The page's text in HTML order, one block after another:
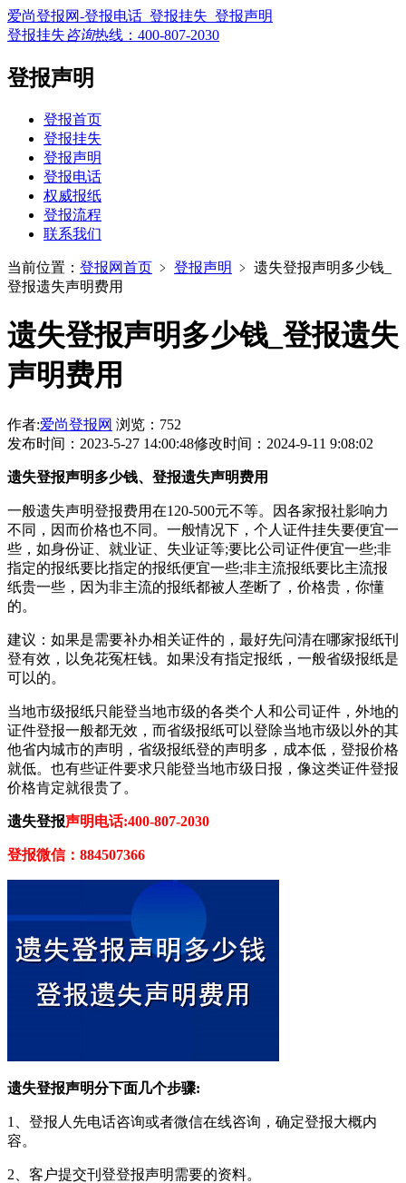
爱尚登报网-登报电话_登报挂失_登报声明
登报挂失咨询热线： 400-807-2030
登报声明
登报首页
登报挂失
登报声明
登报电话
权威报纸
登报流程
联系我们
当前位置： 登报网首页 ﹥ 登报声明 ﹥ 遗失登报声明多少钱_
登报遗失声明费用
遗失登报声明多少钱_登报遗失
声明费用
作者:爱尚登报网 浏览：752
发布时间：2023-5-27 14:00:48修改时间：2024-9-11 9:08:02
遗失登报声明多少钱、登报遗失声明费用
一般遗失声明登报费用在120-500元不等。因各家报社影响力
不同，因而价格也不同。一般情况下，个人证件挂失要便宜一
些，如身份证、就业证、失业证等;要比公司证件便宜一些;非
指定的报纸要比指定的报纸便宜一些;非主流报纸要比主流报
纸贵一些，因为非主流的报纸都被人垄断了，价格贵，你懂
的。
建议：如果是需要补办相关证件的，最好先问清在哪家报纸刊
登有效，以免花冤枉钱。如果没有指定报纸，一般省级报纸是
可以的。
当地市级报纸只能登当地市级的各类个人和公司证件，外地的
证件登报一般都无效，而省级报纸可以登除当地市级以外的其
他省内城市的声明，省级报纸登的声明多，成本低，登报价格
就低。也有些证件要求只能登当地市级日报，像这类证件登报
价格肯定就很贵了。
遗失登报声明电话:400-807-2030
登报微信：884507366
遗失登报声明分下面几个步骤:
1、登报人先电话咨询或者微信在线咨询，确定登报大概内
容。
2、客户提交刊登登报声明需要的资料。